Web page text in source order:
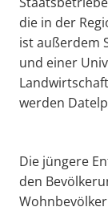
die in der
ist außerdem
und einer
werden
Die jüngere
den